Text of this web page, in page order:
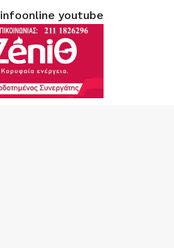
infoonline youtube